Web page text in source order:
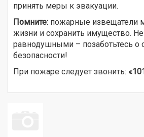
принять меры к эвакуации.
Помните: пожарные извещатели
жизни и сохранить имущество. Не
равнодушными – позаботьтесь о
безопасности!
При пожаре следует звонить: